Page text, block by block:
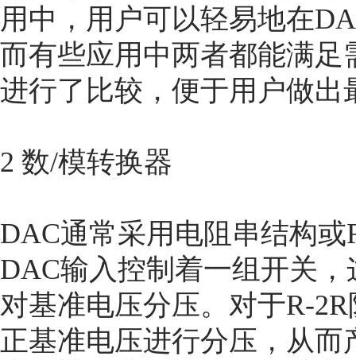
用中，用户可以轻易地在
而有些应用中两者都能满
进行了比较，便于用户做出
2 数/模转换器
DAC通常采用电阻串结构
DAC输入控制着一组开关
对基准电压分压。对于R-
正基准电压进行分压，从